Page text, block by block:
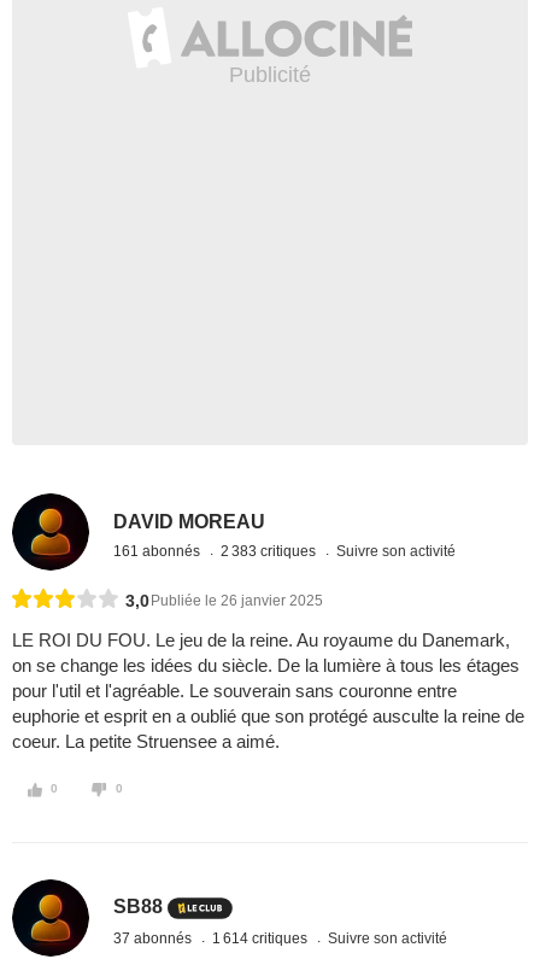
DAVID MOREAU
161 abonnés 2 383 critiques Suivre son activité
3,0 Publiée le 26 janvier 2025
LE ROI DU FOU. Le jeu de la reine. Au royaume du Danemark,
on se change les idées du siècle. De la lumière à tous les étages
pour l'util et l'agréable. Le souverain sans couronne entre
euphorie et esprit en a oublié que son protégé ausculte la reine de
coeur. La petite Struensee a aimé.
0 0
SB88
37 abonnés 1 614 critiques Suivre son activité